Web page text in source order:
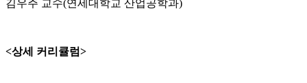
김우주 교수(연세대학교 산업공학과)
<상세 커리큘럼>